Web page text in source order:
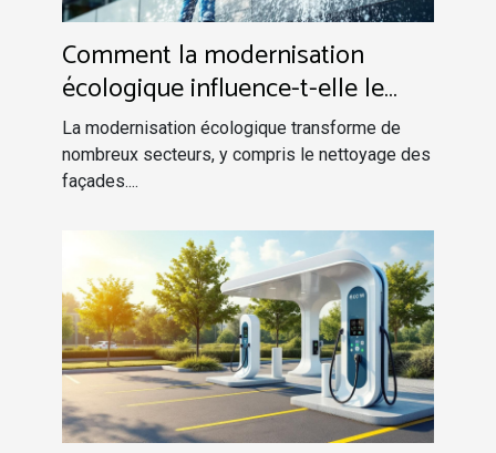
Comment la modernisation
écologique influence-t-elle le
nettoyage des façades ?
La modernisation écologique transforme de
nombreux secteurs, y compris le nettoyage des
façades....